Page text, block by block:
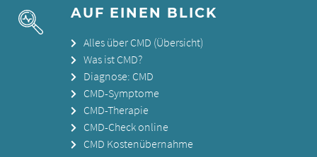
AUF EINEN BLICK
Alles über CMD (Übersicht)
Was ist CMD?
Diagnose: CMD
CMD-Symptome
CMD-Therapie
CMD-Check online
CMD Kostenübernahme